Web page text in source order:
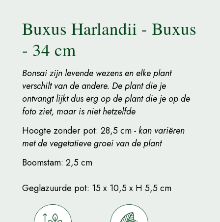
Buxus Harlandii - Buxus
- 34 cm
Bonsai zijn levende wezens en elke plant
verschilt van de andere. De plant die je
ontvangt lijkt dus erg op de plant die je op de
foto ziet, maar is niet hetzelfde
Hoogte zonder pot: 28,5 cm- kan variëren
met de vegetatieve groei van de plant
Boomstam: 2,5 cm
Geglazuurde pot: 15 x 10,5 x H 5,5 cm